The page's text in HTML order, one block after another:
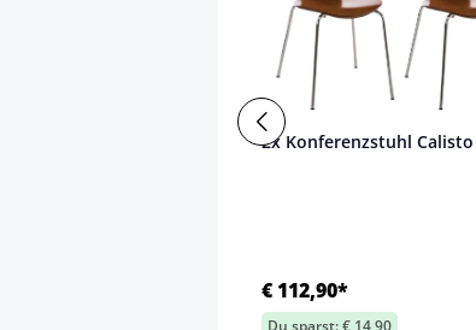
2x Konferenzstuhl Calisto
€ 112,90*